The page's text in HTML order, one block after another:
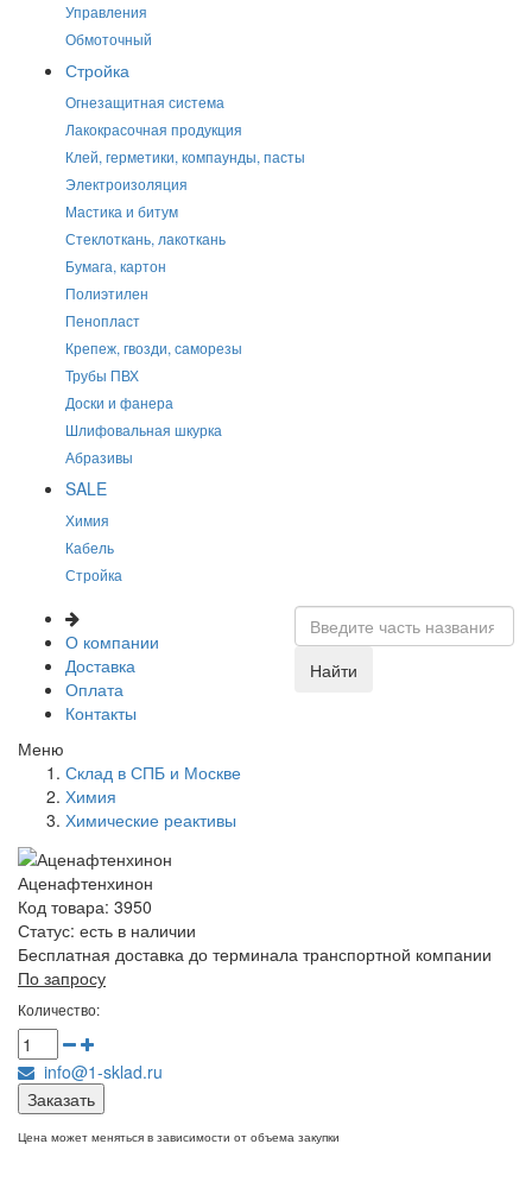
Управления
Обмоточный
Стройка
Огнезащитная система
Лакокрасочная продукция
Клей, герметики, компаунды, пасты
Электроизоляция
Мастика и битум
Стеклоткань, лакоткань
Бумага, картон
Полиэтилен
Пенопласт
Крепеж, гвозди, саморезы
Трубы ПВХ
Доски и фанера
Шлифовальная шкурка
Абразивы
SALE
Химия
Кабель
Стройка
О компании
Доставка
Оплата
Контакты
Найти
Меню
Склад в СПБ и Москве
Химия
Химические реактивы
Аценафтенхинон
Код товара: 3950
Статус: есть в наличии
Бесплатная доставка до терминала транспортной компании
По запросу
Количество:
info@1-sklad.ru
Заказать
Цена может меняться в зависимости от объема закупки